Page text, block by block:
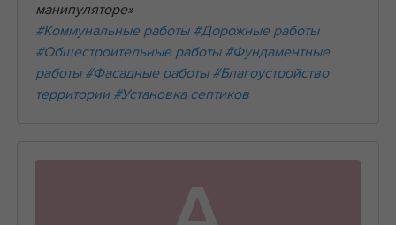
манипуляторе»
#Коммунальные работы #Дорожные работы
#Общестроительные работы #Фундаментные
работы #Фасадные работы #Благоустройство
территории #Установка септиков